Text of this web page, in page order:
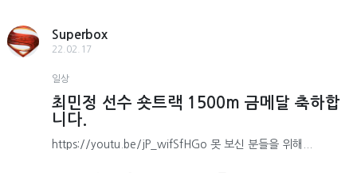
Superbox
22.02.17
일상
최민정 선수 숏트랙 1500m 금메달 축하합
니다.
https://youtu.be/jP_wifSfHGo 못 보신 분들을 위해...